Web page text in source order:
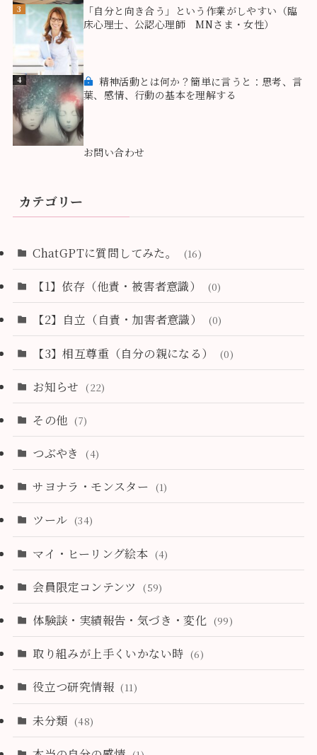
3
「自分と向き合う」という作業がしやすい（臨
床心理士、公認心理師 MNさま・女性）
4
精神活動とは何か？簡単に言うと：思考、言
葉、感情、行動の基本を理解する
お問い合わせ
カテゴリー
ChatGPTに質問してみた。 (16)
【1】依存（他責・被害者意識） (0)
【2】自立（自責・加害者意識） (0)
【3】相互尊重（自分の親になる） (0)
お知らせ (22)
その他 (7)
つぶやき (4)
サヨナラ・モンスター (1)
ツール (34)
マイ・ヒーリング絵本 (4)
会員限定コンテンツ (59)
体験談・実績報告・気づき・変化 (99)
取り組みが上手くいかない時 (6)
役立つ研究情報 (11)
未分類 (48)